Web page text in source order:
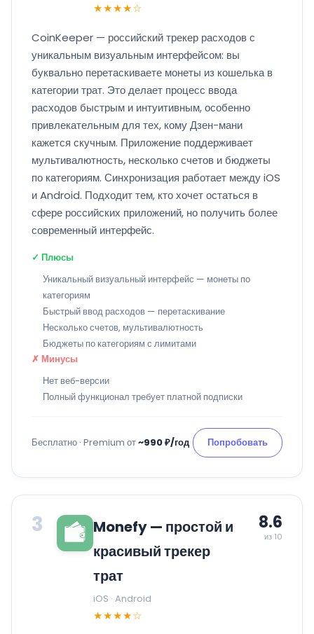
★★★★☆
CoinKeeper — российский трекер расходов с
уникальным визуальным интерфейсом: вы
буквально перетаскиваете монеты из кошелька в
категории трат. Это делает процесс ввода
расходов быстрым и интуитивным, особенно
привлекательным для тех, кому Дзен-мани
кажется скучным. Приложение поддерживает
мультивалютность, несколько счетов и бюджеты
по категориям. Синхронизация работает между iOS
и Android. Подходит тем, кто хочет остаться в
сфере российских приложений, но получить более
современный интерфейс.
✓ Плюсы
Уникальный визуальный интерфейс — монеты по
категориям
Быстрый ввод расходов — перетаскивание
Несколько счетов, мультивалютность
Бюджеты по категориям с лимитами
✗ Минусы
Нет веб-версии
Полный функционал требует платной подписки
Бесплатно · Premium от~990 ₽/год Попробовать
3
Monefy — простой и
красивый трекер
трат
iOS · Android
★★★★☆
8.6
из 10